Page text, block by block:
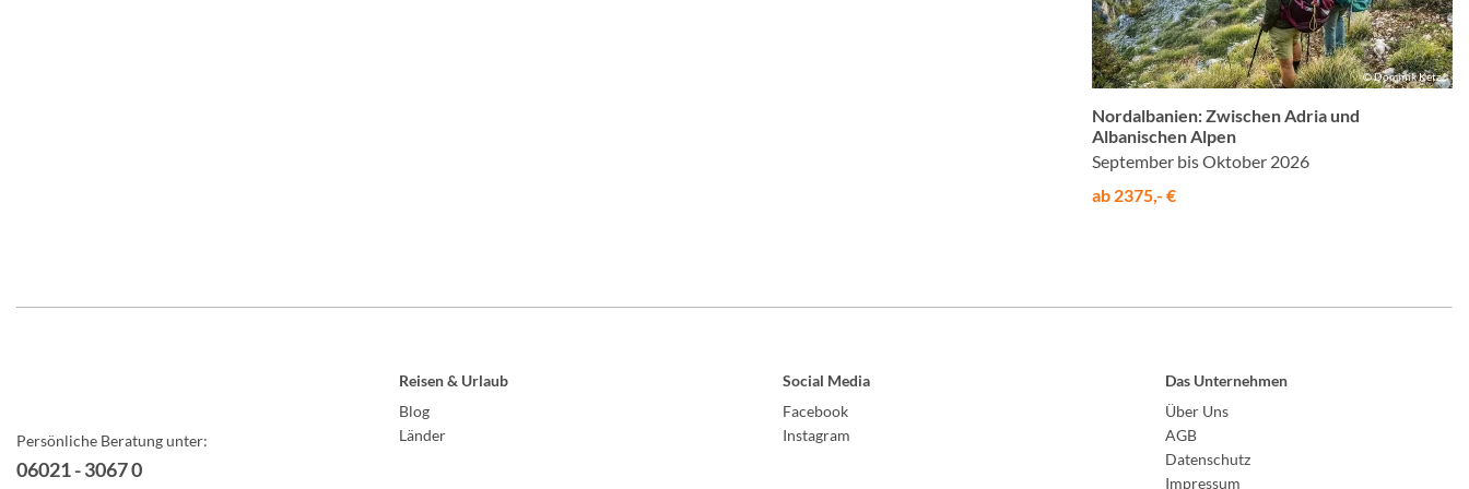
© Dominik Ketz
Nordalbanien: Zwischen Adria und
Albanischen Alpen
September bis Oktober 2026
ab 2375,- €
Persönliche Beratung unter:
06021 - 3067 0
Reisen & Urlaub
Blog
Länder
Social Media
Facebook
Instagram
Das Unternehmen
Über Uns
AGB
Datenschutz
Impressum